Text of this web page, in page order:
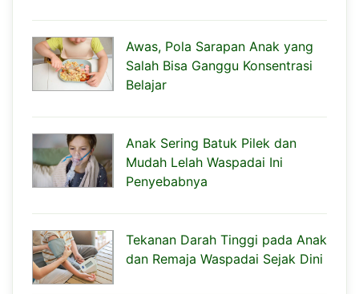
Awas, Pola Sarapan Anak yang
Salah Bisa Ganggu Konsentrasi
Belajar
Anak Sering Batuk Pilek dan
Mudah Lelah Waspadai Ini
Penyebabnya
Tekanan Darah Tinggi pada Anak
dan Remaja Waspadai Sejak Dini